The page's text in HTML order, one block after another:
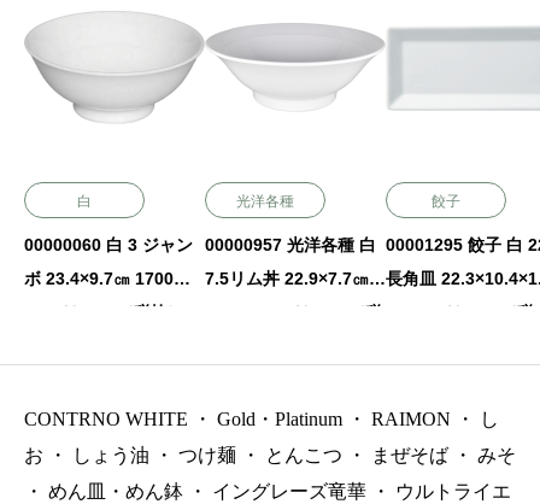
白
00000060 白 3 ジャン
ボ 23.4×9.7㎝ 1700㏄
P.91 ￥6200（税抜）
光洋各種
00000957 光洋各種 白
7.5リム丼 22.9×7.7㎝ 1
320㏄ P.88 ￥2300（税
餃子
00001295 餃子 白
長角皿 22.3×10.4×1.8
㎝ P.24 ￥1600（税
CONTRNO WHITE ・ Gold・Platinum ・ RAIMON ・
し
お
・ しょう油 ・ つけ麺 ・ とんこつ ・ まぜそば ・ みそ
・ めん皿・めん鉢 ・ イングレーズ竜華 ・
ウルトライエ